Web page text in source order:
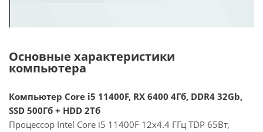
Основные характеристики
компьютера
Компьютер Core i5 11400F, RX 6400 4Гб, DDR4 32Gb,
SSD 500Гб + HDD 2Тб
Процессор Intel Core i5 11400F 12x4.4 ГГц TDP 65Вт,